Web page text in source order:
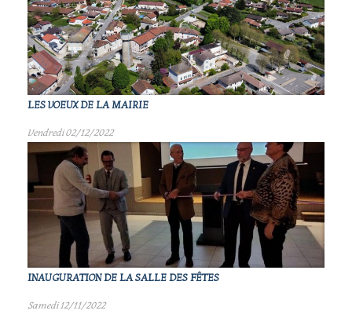
LES VOEUX DE LA MAIRIE
Vendredi 02/12/2022
INAUGURATION DE LA SALLE DES FÊTES
Samedi 12/11/2022